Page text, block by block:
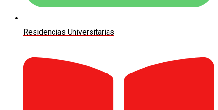
Residencias Universitarias